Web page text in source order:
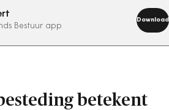
Bestuur app
Download
nu
betekent